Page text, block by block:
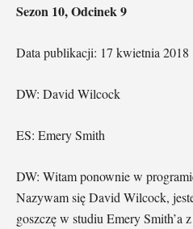
Sezon 10, Odcinek 9
Data publikacji: 17 kwietnia 2018
DW: David Wilcock
ES: Emery Smith
DW: Witam ponownie w
Nazywam się David Wilcock,
goszczę w studiu Emery Smith’a